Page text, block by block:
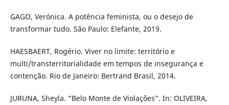
GAGO, Verónica. A potência feminista, ou o desejo de
transformar tudo. São Paulo: Elefante, 2019.
HAESBAERT, Rogério. Viver no limite: território e
multi/transterritorialidade em tempos de insegurança e
contenção. Rio de Janeiro: Bertrand Brasil, 2014.
JURUNA, Sheyla. “Belo Monte de Violações”. In: OLIVEIRA,